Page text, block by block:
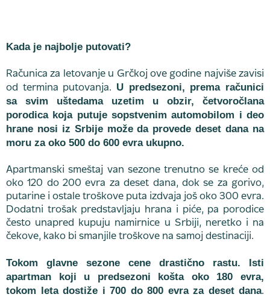
Kada je najbolje putovati?
Računica za letovanje u Grčkoj ove godine najviše zavisi
od termina putovanja. U predsezoni, prema računici
sa svim uštedama uzetim u obzir, četvoročlana
porodica koja putuje sopstvenim automobilom i deo
hrane nosi iz Srbije može da provede deset dana na
moru za oko 500 do 600 evra ukupno.
Apartmanski smeštaj van sezone trenutno se kreće od
oko 120 do 200 evra za deset dana, dok se za gorivo,
putarine i ostale troškove puta izdvaja još oko 300 evra.
Dodatni trošak predstavljaju hrana i piće, pa porodice
često unapred kupuju namirnice u Srbiji, neretko i na
čekove, kako bi smanjile troškove na samoj destinaciji.
Tokom glavne sezone cene drastično rastu. Isti
apartman koji u predsezoni košta oko 180 evra,
tokom leta dostiže i 700 do 800 evra za deset dana.